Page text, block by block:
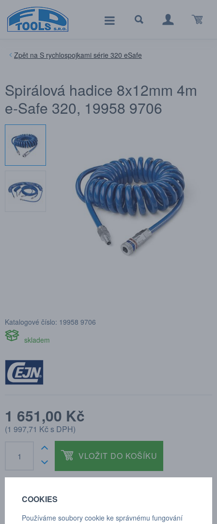
S rychlospojkami série 320 eSafe
Spirálová hadice 8x12mm 4m
e-Safe 320, 19958 9706
Katalogové číslo: 19958 9706
skladem
1 651,00 Kč
(1 997,71 Kčs DPH)
VLOŽIT DO KOŠÍKU
COOKIES
Používáme soubory cookie ke správnému fungování